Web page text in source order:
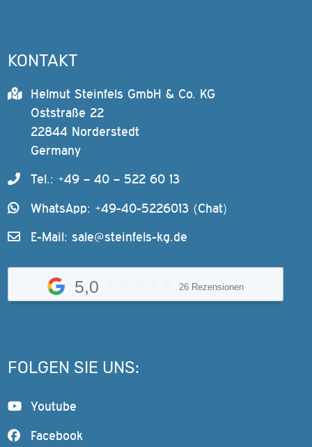
KONTAKT
Helmut Steinfels GmbH & Co. KG
Oststraße 22
22844 Norderstedt
Germany
Tel.: +49 – 40 – 522 60 13
WhatsApp: +49-40-5226013 (Chat)
E-Mail: sale@steinfels-kg.de
5,0 26 Rezensionen
FOLGEN SIE UNS:
Youtube
Facebook